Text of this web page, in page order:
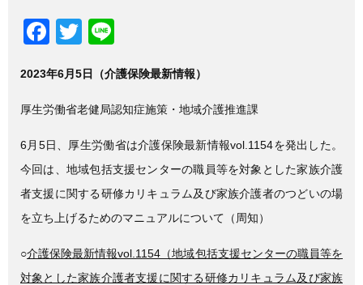
F
c
e
b
o
o
k
T
tt
er
e
2023年6月5日（介護保険最新情報）
厚生労働省老健局認知症施策・地域介護推進課
6月5日、厚生労働省は介護保険最新情報vol.1154を発出した。
今回は、地域包括支援センターの職員等を対象とした家族介護
者支援に関する研修カリキュラム及び家族介護者のつどいの場
を立ち上げるためのマニュアルについて（周知）
○介護保険最新情報vol.1154（地域包括支援センターの職員等を
対象とした家族介護者支援に関する研修カリキュラム及び家族